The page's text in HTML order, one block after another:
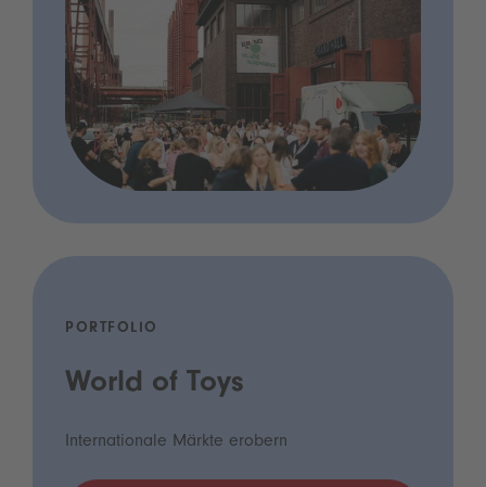
PORTFOLIO
World of Toys
Internationale Märkte erobern